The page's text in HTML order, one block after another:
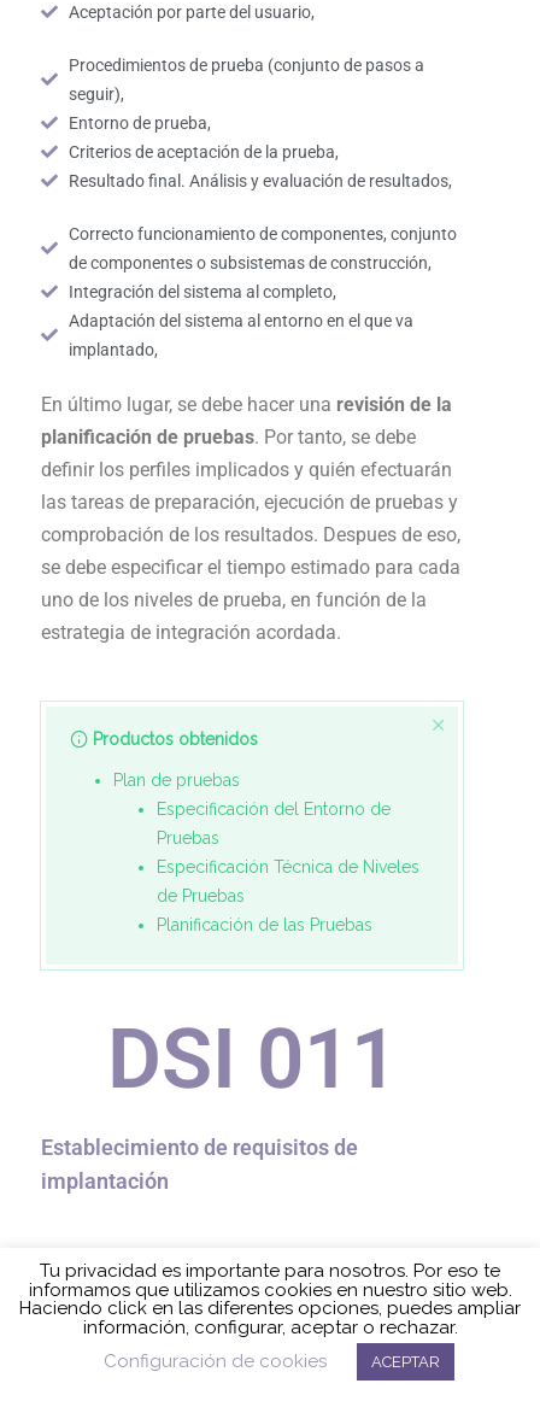
Aceptación por parte del usuario,
Procedimientos de prueba (conjunto de pasos a
seguir),
Entorno de prueba,
Criterios de aceptación de la prueba,
Resultado final. Análisis y evaluación de resultados,
Correcto funcionamiento de componentes, conjunto
de componentes o subsistemas de construcción,
Integración del sistema al completo,
Adaptación del sistema al entorno en el que va
implantado,
En último lugar, se debe hacer una revisión de la
planificación de pruebas. Por tanto, se debe
definir los perfiles implicados y quién efectuarán
las tareas de preparación, ejecución de pruebas y
comprobación de los resultados. Despues de eso,
se debe especificar el tiempo estimado para cada
uno de los niveles de prueba, en función de la
estrategia de integración acordada.
Productos obtenidos
Plan de pruebas
Especificación del Entorno de
Pruebas
Especificación Técnica de Niveles
de Pruebas
Planificación de las Pruebas
DSI 011
Establecimiento de requisitos de
implantación
Esta tarea se divide en dos partes: la
especificación de los requisitos de
Documentación de Usuario y la especificación de
Requisitos de Implantación. En ambas, se tiene
Tu privacidad es importante para nosotros. Por eso te
informamos que utilizamos cookies en nuestro sitio web.
Política de cookies